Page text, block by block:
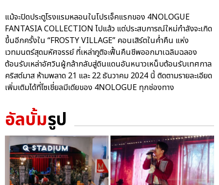
แม้จะปิดประตูโรงแรมหลอนในโปรเจ็คแรกของ 4NOLOGUE
FANTASIA COLLECTION ไปแล้ว แต่ประสบการณ์ใหม่กำลังจะเกิด
ขึ้นอีกครั้งใน “FROSTY VILLAGE” คอนเสิร์ตในค่ำคืน แห่ง
เวทมนตร์สุดมหัศจรรย์ ที่เหล่าภูติจะฟื้นคืนชีพออกมาเฉลิมฉลอง
ต้อนรับเหล่าอัศวินผู้กล้ากลับสู่ดินแดนอันหนาวเหน็บต้อนรับเทศกาล
คริสต์มาส ห้ามพลาด 21 และ 22 ธันวาคม 2024 นี้ ติดตามรายละเอียด
เพิ่มเติมได้ที่โซเชี่ยลมีเดียของ 4NOLOGUE ทุกช่องทาง
อัลบั้มรูป